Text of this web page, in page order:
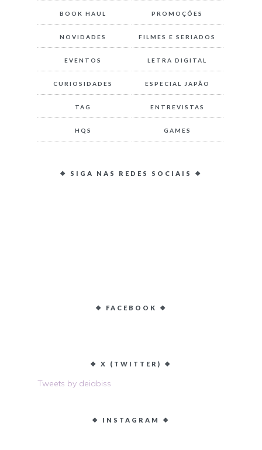
BOOK HAUL PROMOÇÕES
NOVIDADES FILMES E SERIADOS
EVENTOS LETRA DIGITAL
CURIOSIDADES ESPECIAL JAPÃO
TAG ENTREVISTAS
HQS GAMES
❖ SIGA NAS REDES SOCIAIS ❖
❖ FACEBOOK ❖
❖ X (TWITTER) ❖
Tweets by deiabiss
❖ INSTAGRAM ❖